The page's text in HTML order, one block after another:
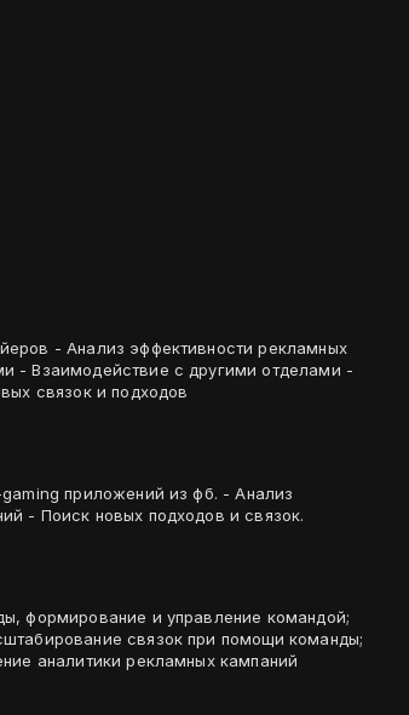
- Анализ эффективности рекламных
- Взаимодействие с другими отделами -
связок и подходов
приложений из фб. - Анализ
- Поиск новых подходов и связок.
формирование и управление командой;
связок при помощи команды;
аналитики рекламных кампаний